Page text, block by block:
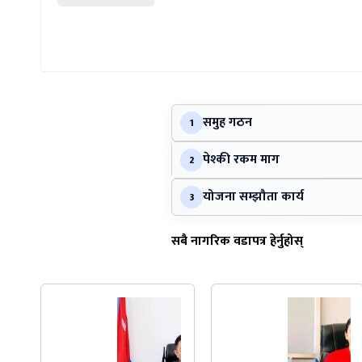
1 समुह गठन
2 पेश्की रकम माग
3 योजना सम्झौता कार्य
सबै नागरिक वडापत्र हेर्नुहोस्